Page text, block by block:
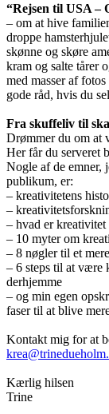
“Rejsen til USA –
– om at hive
droppe
skønne og skøre
kram og salte tårer
med masser af
gode råd, hvis du
Fra skuffeliv til
Drømmer du om at
Her får du serveret
Nogle af de emner,
publikum, er:
– kreativitetens
–
– hvad er
– 10 myter om
– 8 nøgler til et
– 6 steps til at være
derhjemme
– og min egen
faser til at blive
Kontakt mig for at
Kærlig hilsen
Trine